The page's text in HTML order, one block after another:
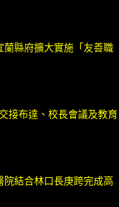
縣府擴大實施「友善職
接布達、校長會議及教育
結合林口長庚跨完成高